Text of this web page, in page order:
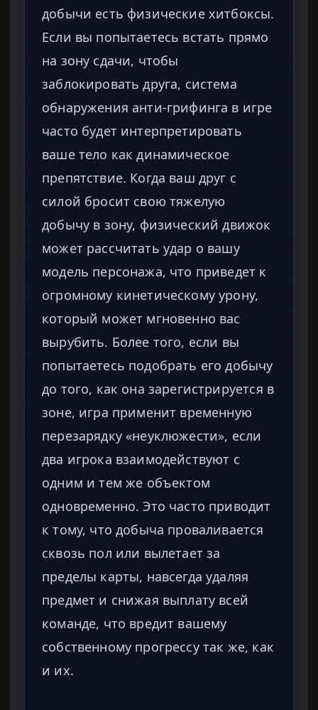
добычи есть физические хитбоксы.
Если вы попытаетесь встать прямо
на зону сдачи, чтобы
заблокировать друга, система
обнаружения анти-грифинга в игре
часто будет интерпретировать
ваше тело как динамическое
препятствие. Когда ваш друг с
силой бросит свою тяжелую
добычу в зону, физический движок
может рассчитать удар о вашу
модель персонажа, что приведет к
огромному кинетическому урону,
который может мгновенно вас
вырубить. Более того, если вы
попытаетесь подобрать его добычу
до того, как она зарегистрируется в
зоне, игра применит временную
перезарядку «неуклюжести», если
два игрока взаимодействуют с
одним и тем же объектом
одновременно. Это часто приводит
к тому, что добыча проваливается
сквозь пол или вылетает за
пределы карты, навсегда удаляя
предмет и снижая выплату всей
команде, что вредит вашему
собственному прогрессу так же, как
и их.